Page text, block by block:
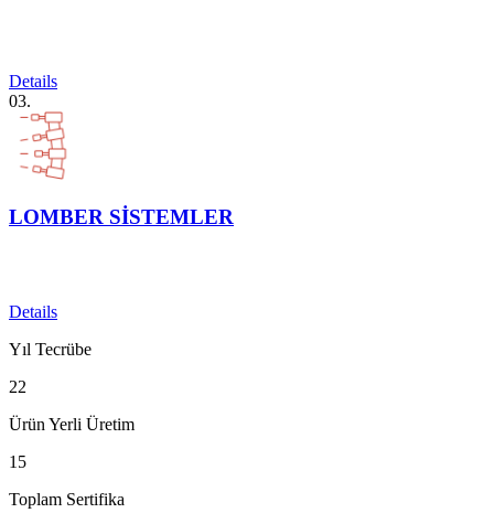
Details
03.
LOMBER SİSTEMLER
Details
Yıl Tecrübe
22
Ürün Yerli Üretim
15
Toplam Sertifika